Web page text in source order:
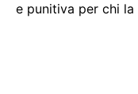
e punitiva per chi